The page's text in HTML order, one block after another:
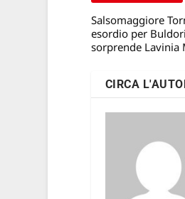
Salsomaggiore
esordio per
sorprende Lavinia
CIRCA